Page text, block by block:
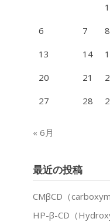
1
6
7 8
13
14
20
21
27
28
« 6月
最近の投稿
CMβCD（
HP-β-CD（